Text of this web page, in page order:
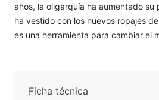
años, la oligarquía ha aumentado
ha vestido con los nuevos ropajes
es una herramienta para cambiar el
Ficha técnica